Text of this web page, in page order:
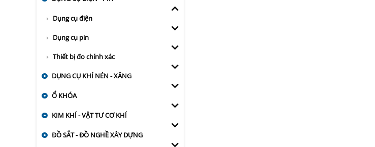
Dụng cụ điện
Dụng cụ pin
Thiết bị đo chính xác
DỤNG CỤ KHÍ NÉN - XĂNG
Ổ KHÓA
KIM KHÍ - VẬT TƯ CƠ KHÍ
ĐỒ SẮT - ĐỒ NGHỀ XÂY DỰNG